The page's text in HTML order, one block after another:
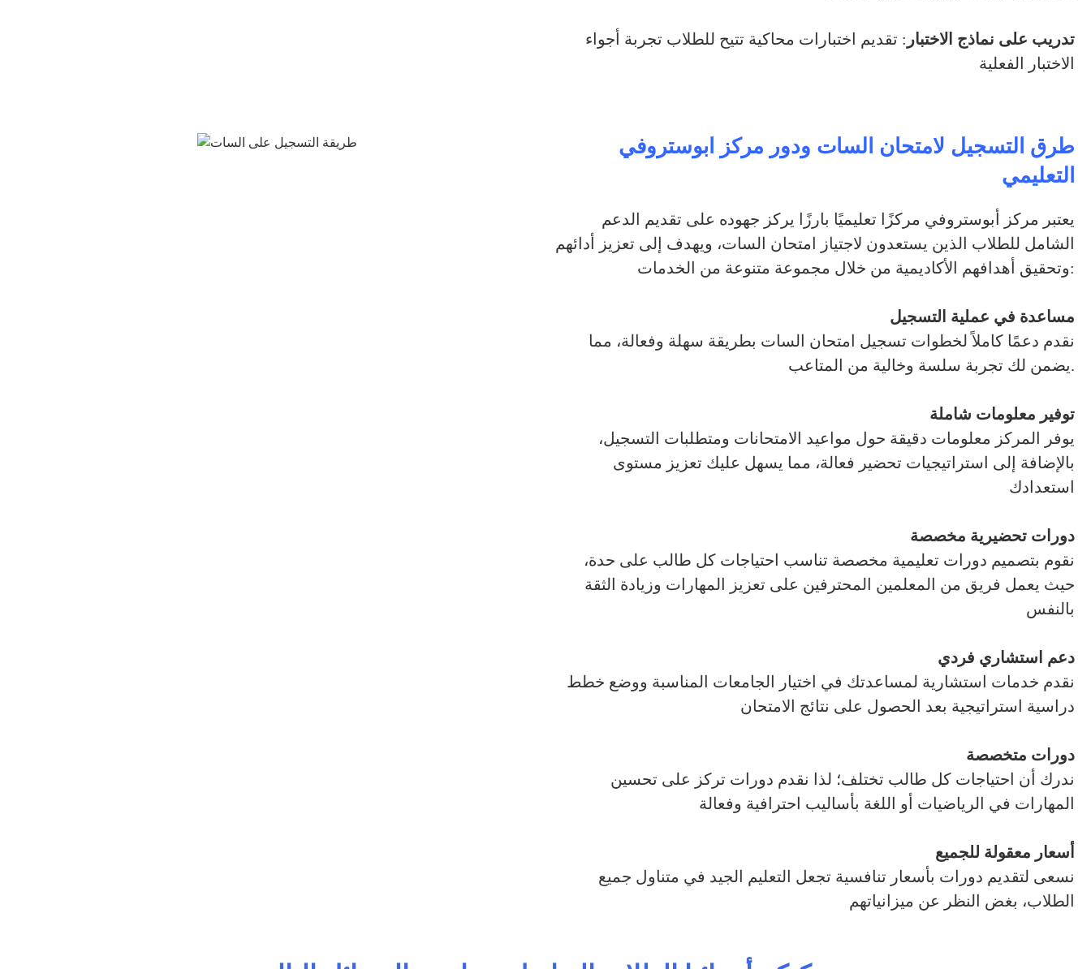
تدريب على نماذج الاختبار : تقديم اختبارات محاكية تتيح للطلاب تجربة أجواء
الاختبار الفعلية
طرق التسجيل لامتحان السات ودور مركز ابوستروفي
التعليمي
يعتبر مركز أبوستروفي مركزًا تعليميًا بارزًا يركز جهوده على تقديم الدعم
الشامل للطلاب الذين يستعدون لاجتياز امتحان السات، ويهدف إلى تعزيز أدائهم
وتحقيق أهدافهم الأكاديمية من خلال مجموعة متنوعة من الخدمات:
مساعدة في عملية التسجيل
نقدم دعمًا كاملاً لخطوات تسجيل امتحان السات بطريقة سهلة وفعالة، مما
يضمن لك تجربة سلسة وخالية من المتاعب.
توفير معلومات شاملة
يوفر المركز معلومات دقيقة حول مواعيد الامتحانات ومتطلبات التسجيل،
بالإضافة إلى استراتيجيات تحضير فعالة، مما يسهل عليك تعزيز مستوى
استعدادك
دورات تحضيرية مخصصة
نقوم بتصميم دورات تعليمية مخصصة تناسب احتياجات كل طالب على حدة،
حيث يعمل فريق من المعلمين المحترفين على تعزيز المهارات وزيادة الثقة
بالنفس
دعم استشاري فردي
نقدم خدمات استشارية لمساعدتك في اختيار الجامعات المناسبة ووضع خطط
دراسية استراتيجية بعد الحصول على نتائج الامتحان
دورات متخصصة
ندرك أن احتياجات كل طالب تختلف؛ لذا نقدم دورات تركز على تحسين
المهارات في الرياضيات أو اللغة بأساليب احترافية وفعالة
أسعار معقولة للجميع
نسعى لتقديم دورات بأسعار تنافسية تجعل التعليم الجيد في متناول جميع
الطلاب، بغض النظر عن ميزانياتهم